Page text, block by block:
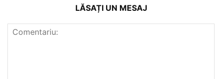
LĂSAȚI UN MESAJ